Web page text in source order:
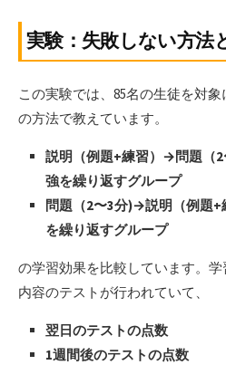
実験：失敗しない方法
この実験では、85名の生徒を対
の方法で教えています。
説明（例題+練習）→問題（
強を繰り返すグループ
問題（2〜3分)→説明（例題
を繰り返すグループ
の学習効果を比較しています。
内容のテストが行われていて、
翌日のテストの点数
1週間後のテストの点数